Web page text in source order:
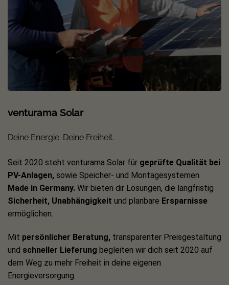
venturama Solar
Deine Energie. Deine Freiheit.
Seit 2020 steht venturama Solar für geprüfte Qualität bei
PV-Anlagen, sowie Speicher- und Montagesystemen
Made in Germany. Wir bieten dir Lösungen, die langfristig
Sicherheit, Unabhängigkeit und planbare Ersparnisse
ermöglichen.
Mit persönlicher Beratung, transparenter Preisgestaltung
und schneller Lieferung begleiten wir dich seit 2020 auf
dem Weg zu mehr Freiheit in deine eigenen
Energieversorgung.